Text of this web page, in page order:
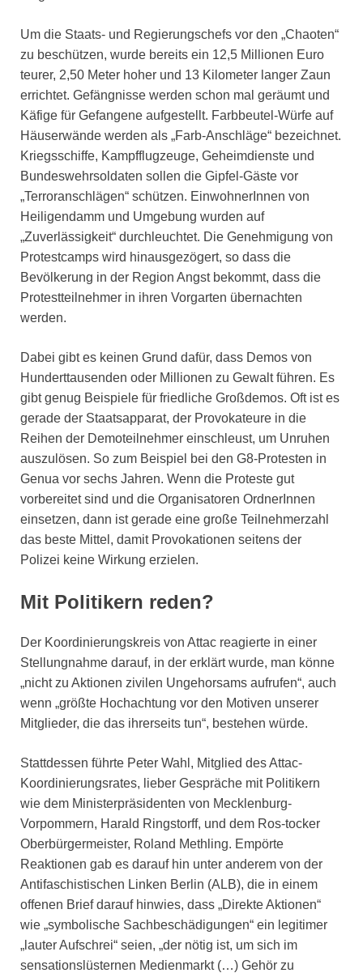
Um die Staats- und Regierungschefs vor den „Chaoten“
zu beschützen, wurde bereits ein 12,5 Millionen Euro
teurer, 2,50 Meter hoher und 13 Kilometer langer Zaun
errichtet. Gefängnisse werden schon mal geräumt und
Käfige für Gefangene aufgestellt. Farbbeutel-Würfe auf
Häuserwände werden als „Farb-Anschläge“ bezeichnet.
Kriegsschiffe, Kampfflugzeuge, Geheimdienste und
Bundeswehrsoldaten sollen die Gipfel-Gäste vor
„Terroranschlägen“ schützen. EinwohnerInnen von
Heiligendamm und Umgebung wurden auf
„Zuverlässigkeit“ durchleuchtet. Die Genehmigung von
Protestcamps wird hinausgezögert, so dass die
Bevölkerung in der Region Angst bekommt, dass die
Protestteilnehmer in ihren Vorgarten übernachten
werden.
Dabei gibt es keinen Grund dafür, dass Demos von
Hunderttausenden oder Millionen zu Gewalt führen. Es
gibt genug Beispiele für friedliche Großdemos. Oft ist es
gerade der Staatsapparat, der Provokateure in die
Reihen der Demoteilnehmer einschleust, um Unruhen
auszulösen. So zum Beispiel bei den G8-Protesten in
Genua vor sechs Jahren. Wenn die Proteste gut
vorbereitet sind und die Organisatoren OrdnerInnen
einsetzen, dann ist gerade eine große Teilnehmerzahl
das beste Mittel, damit Provokationen seitens der
Polizei keine Wirkung erzielen.
Mit Politikern reden?
Der Koordinierungskreis von Attac reagierte in einer
Stellungnahme darauf, in der erklärt wurde, man könne
„nicht zu Aktionen zivilen Ungehorsams aufrufen“, auch
wenn „größte Hochachtung vor den Motiven unserer
Mitglieder, die das ihrerseits tun“, bestehen würde.
Stattdessen führte Peter Wahl, Mitglied des Attac-
Koordinierungsrates, lieber Gespräche mit Politikern
wie dem Ministerpräsidenten von Mecklenburg-
Vorpommern, Harald Ringstorff, und dem Ros-tocker
Oberbürgermeister, Roland Methling. Empörte
Reaktionen gab es darauf hin unter anderem von der
Antifaschistischen Linken Berlin (ALB), die in einem
offenen Brief darauf hinwies, dass „Direkte Aktionen“
wie „symbolische Sachbeschädigungen“ ein legitimer
„lauter Aufschrei“ seien, „der nötig ist, um sich im
sensationslüsternen Medienmarkt (…) Gehör zu